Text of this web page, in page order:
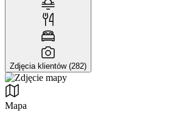
Zdjęcia klientów (282)
Mapa